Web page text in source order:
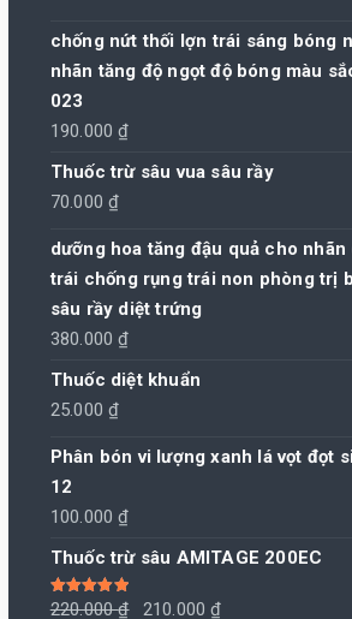
chống nứt thối lợn trái sáng bóng
nhãn tăng độ ngọt độ bóng màu
023
190.000₫
Thuốc trừ sâu vua sâu rầy
70.000₫
dưỡng hoa tăng đậu quả cho nhãn
trái chống rụng trái non phòng trị
sâu rầy diệt trứng
380.000₫
Thuốc diệt khuẩn
25.000₫
Phân bón vi lượng xanh lá vọt đọt
12
100.000₫
Thuốc trừ sâu AMITAGE 200EC
Được xếp
220.000₫
Giá
210.000₫